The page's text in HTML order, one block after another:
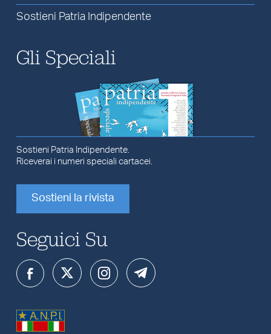
Sostieni Patria Indipendente
Gli Speciali
Sostieni Patria Indipendente.
Riceverai i numeri speciali cartacei.
Sostieni la rivista
Seguici Su